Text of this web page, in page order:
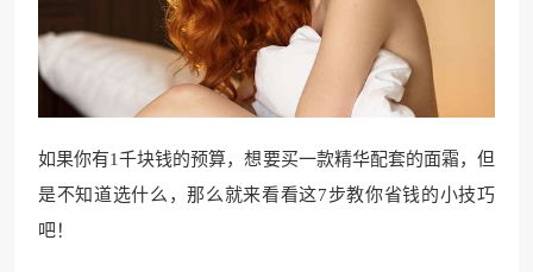
如果你有1千块钱的预算，想要买一款精华配套的面霜，但
是不知道选什么，那么就来看看这7步教你省钱的小技巧
吧！